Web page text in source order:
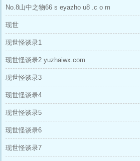
No.8山中之物66 s eyazho u8 .c o m
现世
现世怪谈录1
现世怪谈录2 yuzhaiwx.com
现世怪谈录3
现世怪谈录4
现世怪谈录5
现世怪谈录6
现世怪谈录7